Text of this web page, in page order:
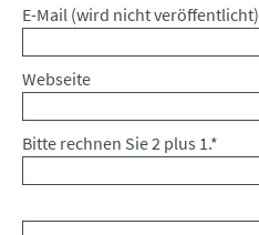
Pflichtfeld
E-Mail (wird nicht veröffentlicht)
Webseite
Bitte rechnen Sie 2 plus 1.*